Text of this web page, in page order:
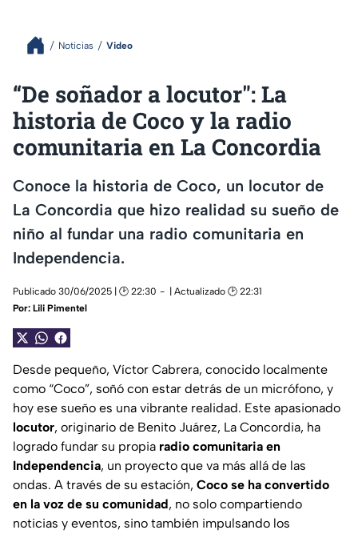
Noticias Video
“De soñador a locutor": La
historia de Coco y la radio
comunitaria en La Concordia
Conoce la historia de Coco, un locutor de
La Concordia que hizo realidad su sueño de
niño al fundar una radio comunitaria en
Independencia.
Publicado 30/06/2025 | 🕑 22:30
| Actualizado 🕑 22:31
Por: Lili Pimentel
Desde pequeño, Víctor Cabrera, conocido localmente
como “Coco”, soñó con estar detrás de un micrófono, y
hoy ese sueño es una vibrante realidad. Este apasionado
locutor, originario de Benito Juárez, La Concordia, ha
logrado fundar su propia radio comunitaria en
Independencia, un proyecto que va más allá de las
ondas. A través de su estación, Coco se ha convertido
en la voz de su comunidad, no solo compartiendo
noticias y eventos, sino también impulsando los